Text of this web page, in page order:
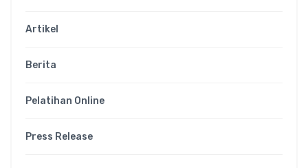
Artikel
Berita
Pelatihan Online
Press Release